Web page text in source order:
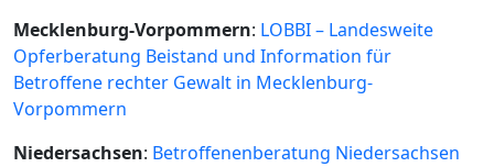
Mecklenburg-Vorpommern: LOBBI – Landesweite
Opferberatung Beistand und Information für
Betroffene rechter Gewalt in Mecklenburg-
Vorpommern
Niedersachsen: Betroffenenberatung Niedersachsen